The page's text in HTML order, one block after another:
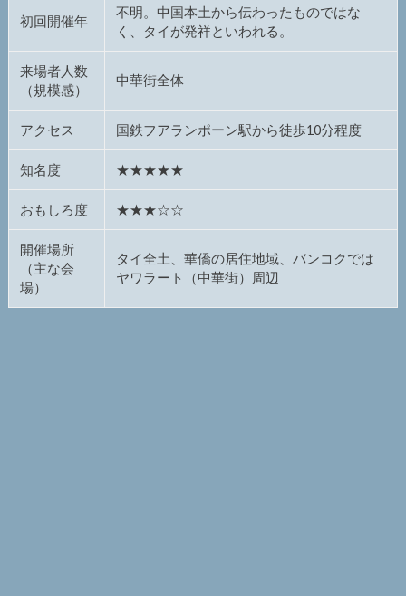
初回開催年
不明。中国本土から伝わったものではな
く、タイが発祥といわれる。
来場者人数
（規模感）
中華街全体
アクセス 国鉄フアランポーン駅から徒歩10分程度
知名度 ★★★★★
おもしろ度 ★★★☆☆
開催場所
（主な会
場）
タイ全土、華僑の居住地域、バンコクでは
ヤワラート（中華街）周辺